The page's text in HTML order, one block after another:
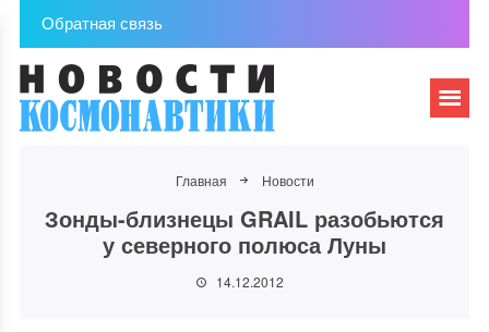
Обратная связь
Главная Новости
Зонды-близнецы GRAIL разобьются
у северного полюса Луны
14.12.2012